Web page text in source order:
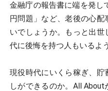
金融庁の報告書に端を発し
円問題」など、老後の心
いでしょうか。もっと出
代に後悔を持つ人もいるよ
現役時代にいくら稼ぎ、貯
しができるのか。All